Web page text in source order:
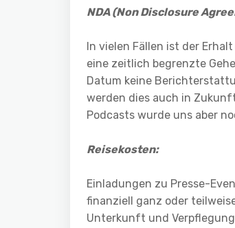
NDA (Non Disclosure
In vielen Fällen ist der
eine zeitlich begrenzte
Datum keine
werden dies auch in
Podcasts wurde uns aber
Reisekosten:
Einladungen zu Presse-
finanziell ganz oder
Unterkunft und